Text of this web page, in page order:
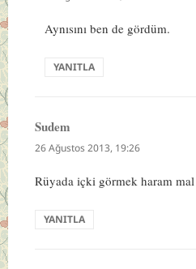
Aynısını ben de gördüm.
YANITLA
Sudem
ki:
26 Ağustos 2013, 19:26
Rüyada içki görmek haram
YANITLA